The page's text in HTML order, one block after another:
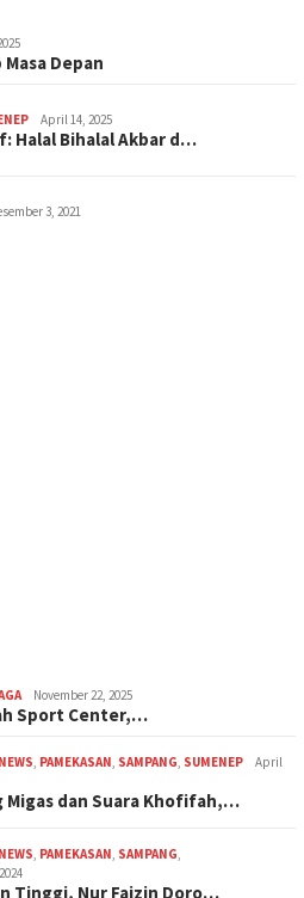
Depan
April 14, 2025
Halal Bihalal Akbar d…
3, 2021
November 22, 2025
Sport Center,…
NEWS PAMEKASAN SAMPANG SUMENEP
April
Migas dan Suara Khofifah,…
NEWS PAMEKASAN SAMPANG
Tinggi, Nur Faizin Doro…